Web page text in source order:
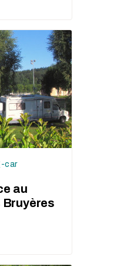
car
au
Bruyères